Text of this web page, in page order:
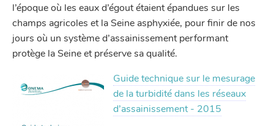
l’époque où les eaux d’égout étaient épandues sur les
champs agricoles et la Seine asphyxiée, pour finir de nos
jours où un système d’assainissement performant
protège la Seine et préserve sa qualité.
Guide technique sur le mesurage
de la turbidité dans les réseaux
d’assainissement - 2015